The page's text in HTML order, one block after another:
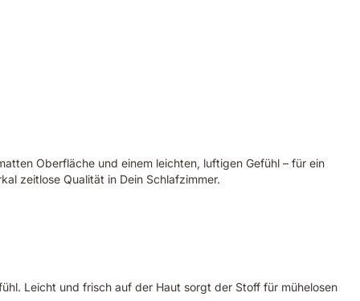
Oberfläche und einem leichten, luftigen Gefühl – für ein
zeitlose Qualität in Dein Schlafzimmer.
Leicht und frisch auf der Haut sorgt der Stoff für mühelosen